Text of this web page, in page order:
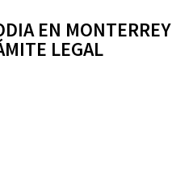
EN MONTERREY
LEGAL